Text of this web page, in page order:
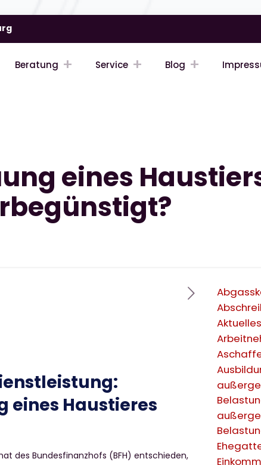
Beratung Service Blog
eines
eines Haustieres
des Bundesfinanzhofs (BFH) entschieden,
Aktuelles